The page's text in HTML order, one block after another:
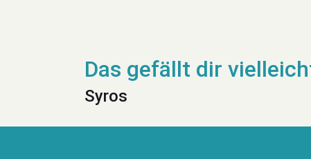
Syros